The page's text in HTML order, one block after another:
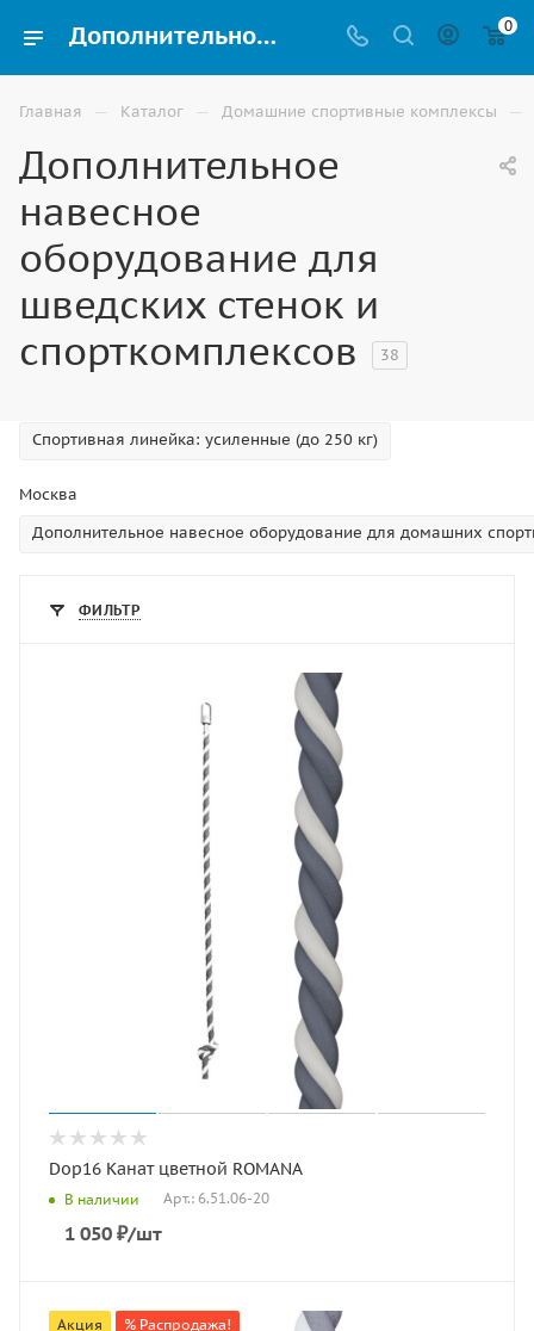
Дополнительное навесное оборудование для шведских стенок и спорткомплексов купить в Москве | ВИНКО 0
Главная — Каталог — Домашние спортивные комплексы —
Дополнительное
навесное
оборудование для
шведских стенок и
спорткомплексов
38
Спортивная линейка: усиленные (до 250 кг)
Москва
Дополнительное навесное оборудование для домашних
ФИЛЬТР
Dop16 Канат цветной ROMANA
В наличии Арт.: 6.51.06-20
1 050 ₽/шт
Акция % Распродажа!